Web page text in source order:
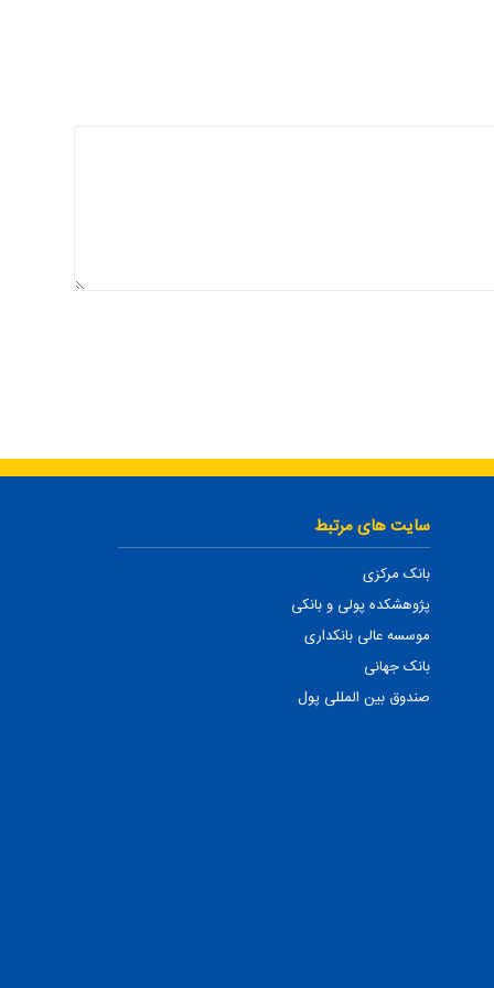
سایت های مرتبط
بانک مرکزی
پژوهشکده پولی و بانکی
موسسه عالی بانکداری
بانک جهانی
صندوق بین المللی پول